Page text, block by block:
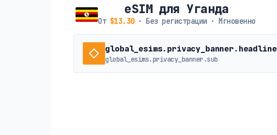
eSIM для Уганда
От $13.30· Без регистрации · Мгновенно
global_esims.privacy_banner.headline
global_esims.privacy_banner.sub